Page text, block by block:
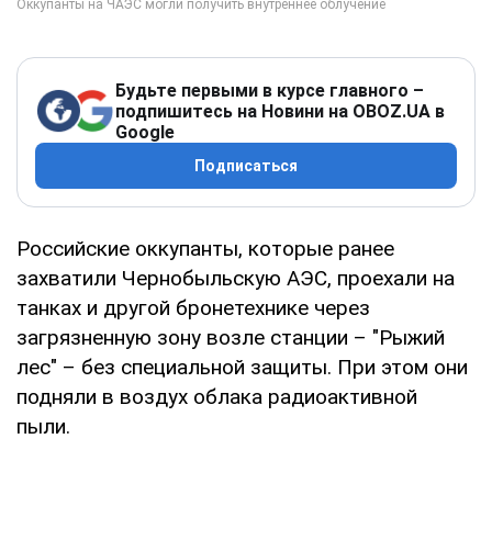
Будьте первыми в курсе главного –
подпишитесь на Новини на OBOZ.UA в
Google
Подписаться
Российские оккупанты, которые ранее
захватили Чернобыльскую АЭС, проехали на
танках и другой бронетехнике через
загрязненную зону возле станции – "Рыжий
лес" – без специальной защиты. При этом они
подняли в воздух облака радиоактивной
пыли.